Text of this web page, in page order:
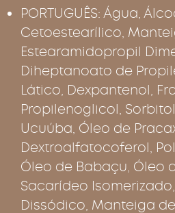
PORTUGUÊS: Água,
Cetoestearílico,
Estearamidopropil
Diheptanoato de
Lático, Dexpantenol,
Propilenoglicol,
Ucuúba, Óleo de
Dextroalfatocoferol,
Óleo de Babaçu, Óleo
Sacarídeo
Dissódico, Manteiga